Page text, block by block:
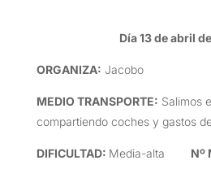
Día 13 de abril
ORGANIZA: Jacobo
MEDIO TRANSPORTE: Salimos
compartiendo coches y gastos
DIFICULTAD: Media-alta Nº